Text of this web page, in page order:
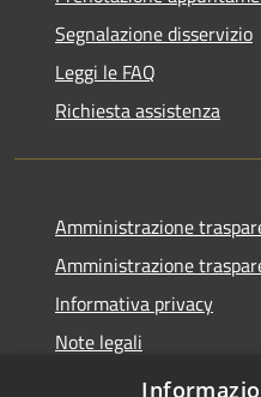
Segnalazione disservizio
Leggi le FAQ
Richiesta assistenza
Amministrazione
Amministrazione
Informativa privacy
Note legali
Dichiarazione di